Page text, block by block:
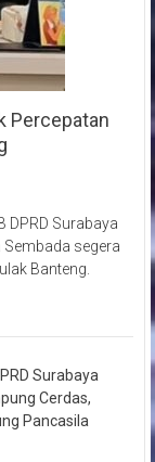
Percepatan
DPRD Surabaya
segera
Banteng.
Surabaya
Cerdas,
Pancasila